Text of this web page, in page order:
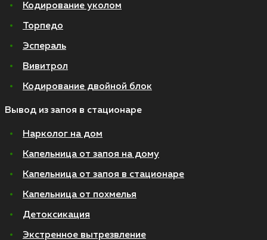
Кодирование уколом
Торпедо
Эспераль
Вивитрол
Кодирование двойной блок
Вывод из запоя в стационаре
Нарколог на дом
Капельница от запоя на дому
Капельница от запоя в стационаре
Капельница от похмелья
Детоксикация
Экстренное вытрезвление